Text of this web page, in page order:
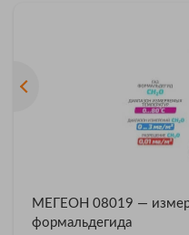
МЕГЕОН 08019 —
формальдегида